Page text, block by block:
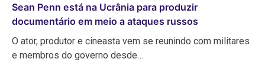
Sean Penn está na Ucrânia para produzir
documentário em meio a ataques russos
O ator, produtor e cineasta vem se reunindo com militares
e membros do governo desde…